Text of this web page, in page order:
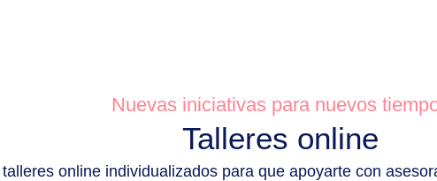
Nuevas iniciativas para nuevos
Talleres online
online individualizados para que apoyarte con